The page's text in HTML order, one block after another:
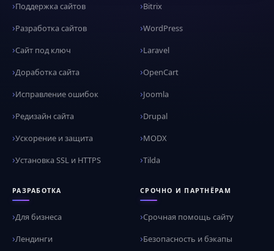
Поддержка сайтов
Разработка сайтов
Сайт под ключ
Доработка сайта
Исправление ошибок
Редизайн сайта
Ускорение и защита
Установка SSL и HTTPS
Bitrix
WordPress
Laravel
OpenCart
Joomla
Drupal
MODX
Tilda
РАЗРАБОТКА
Для бизнеса
Лендинги
СРОЧНО И ПАРТНЁРАМ
Срочная помощь сайту
Безопасность и бэкапы